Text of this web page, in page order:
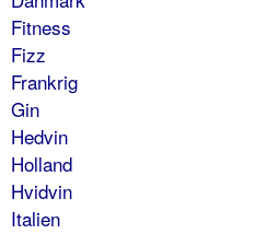
Fitness
Fizz
Frankrig
Gin
Hedvin
Holland
Hvidvin
Italien